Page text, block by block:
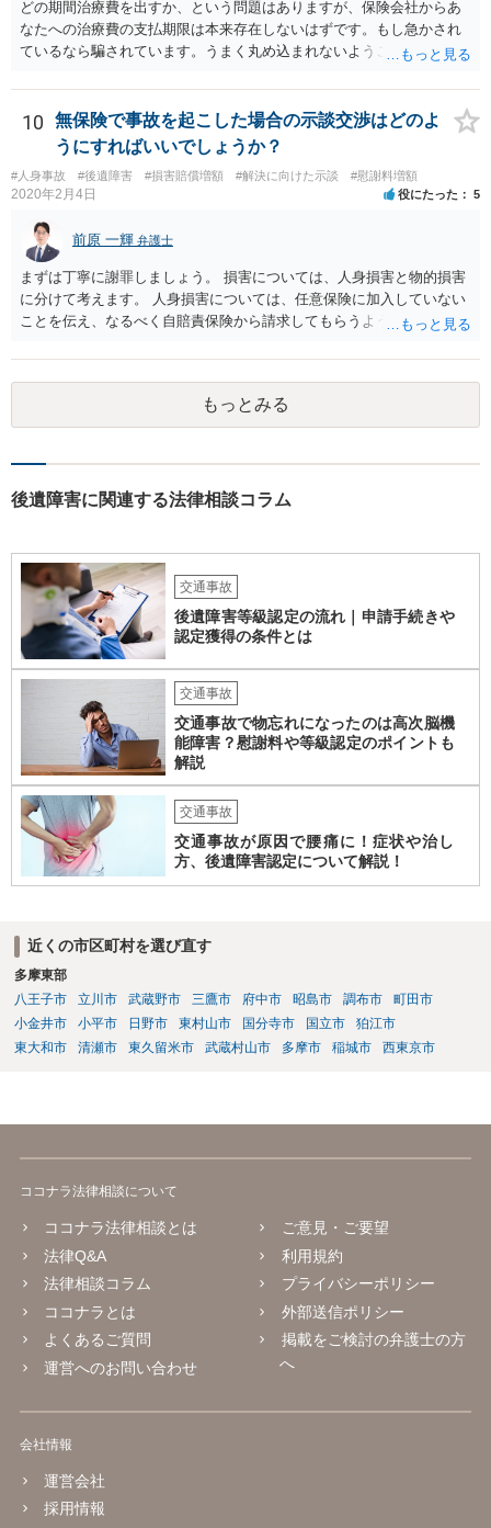
どの期間治療費を出すか、という問題はありますが、保険会社からあ
なたへの治療費の支払期限は本来存在しないはずです。もし急かされ
ているなら騙されています。うまく丸め込まれないようご注意下さ
せんが、受診したならば提出すべきです。
10
無保険で事故を起こした場合の示談交渉はどのよ
うにすればいいでしょうか？
#人身事故 #後遺障害 #損害賠償増額 #解決に向けた示談 #慰謝料増額
2020年2月4日 役にたった 5
前原 一輝 弁護士
まずは丁寧に謝罪しましょう。 損害については、人身損害と物的損害
に分けて考えます。 人身損害については、任意保険に加入していない
ことを伝え、なるべく自賠責保険から請求してもらうようお願いして
願いしてください。 物的損害については、請求の根拠を精査する必要
があり、写真や見積書を送ってもらい、請求金額が正当化をちゃんと
チェックする必要があります。 相談者様の資力がどれだけあるのかは
分かりませんが、資力に応じた対応をして行くほかありません。 訴訟
ャラクターの問題もあるので、どうすればよいのかという正解はあり
合によっては交渉を任せた方がいいかもしれません。
もっとみる
後遺障害に関連する法律相談コラム
交通事故
後遺障害等級認定の流れ｜申請手続きや
認定獲得の条件とは
交通事故
交通事故で物忘れになったのは高次脳機
能障害？慰謝料や等級認定のポイントも
解説
交通事故
交通事故が原因で腰痛に！症状や治し
方、後遺障害認定について解説！
近くの市区町村を選び直す
多摩東部
八王子市
立川市 武蔵野市 三鷹市 府中市 昭島市 調布市
町田市
小金井市
小平市 日野市 東村山市 国分寺市 国立市
狛江市
東大和市
清瀬市 東久留米市 武蔵村山市 多摩市 稲城市 西東京市
ココナラ法律相談について
ココナラ法律相談とは
法律Q&A
法律相談コラム
ココナラとは
よくあるご質問
運営へのお問い合わせ
ご意見・ご要望
利用規約
プライバシーポリシー
外部送信ポリシー
掲載をご検討の弁護士の方
へ
会社情報
運営会社
採用情報